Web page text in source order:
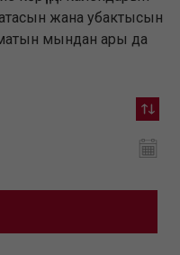
жана убактысын
мындан ары да